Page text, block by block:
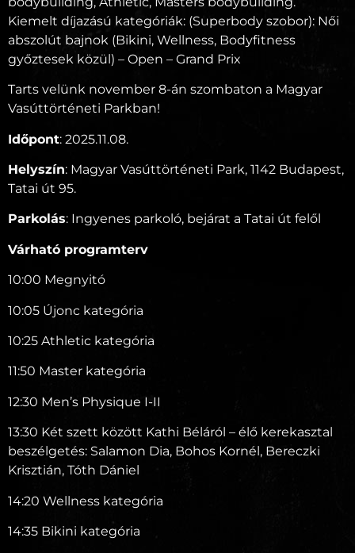
Kiemelt díjazású kategóriák: (Superbody szobor): Női
abszolút bajnok (Bikini, Wellness, Bodyfitness
győztesek közül) – Open – Grand Prix
Tarts velünk november 8-án szombaton a Magyar
Vasúttörténeti Parkban!
Időpont: 2025.11.08.
Helyszín: Magyar Vasúttörténeti Park, 1142 Budapest,
Tatai út 95.
Parkolás: Ingyenes parkoló, bejárat a Tatai út felől
Várható programterv
10:00 Megnyitó
10:05 Újonc kategória
10:25 Athletic kategória
11:50 Master kategória
12:30 Men’s Physique I-II
13:30 Két szett között Kathi Béláról – élő kerekasztal
beszélgetés: Salamon Dia, Bohos Kornél, Bereczki
Krisztián, Tóth Dániel
14:20 Wellness kategória
14:35 Bikini kategória